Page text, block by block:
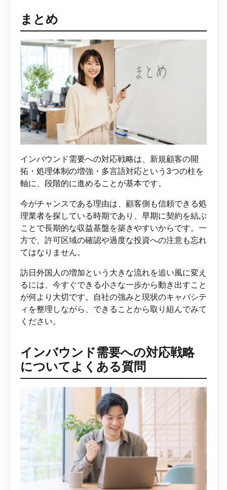
まとめ
インバウンド需要への対応戦略は、新規顧客の開
拓・処理体制の増強・多言語対応という3つの柱を
軸に、段階的に進めることが基本です。
今がチャンスである理由は、顧客側も信頼できる処
理業者を探している時期であり、早期に契約を結ぶ
ことで長期的な収益基盤を築きやすいからです。一
方で、許可区域の確認や過度な投資への注意も忘れ
てはなりません。
訪日外国人の増加という大きな流れを追い風に変え
るには、今すぐできる小さな一歩から動き出すこと
が何より大切です。自社の強みと現状のキャパシテ
ィを整理しながら、できることから取り組んでみて
ください。
インバウンド需要への対応戦略
についてよくある質問